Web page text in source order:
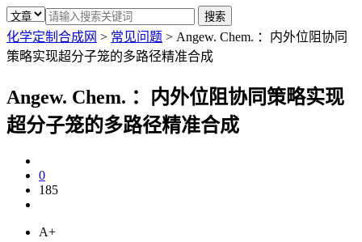
化学定制合成网 > 常见问题 > Angew. Chem. ：内外位阻协同
策略实现超分子笼的多路径精准合成
Angew. Chem. ：内外位阻协同策略实现
超分子笼的多路径精准合成
0
185
A+